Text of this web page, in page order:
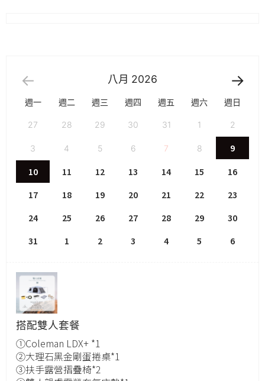
八月 2026
週一 週二 週三 週四 週五 週六 週日
27 28 29 30 31 1 2
3 4 5 6 7 8
9
10
11 12 13 14 15
16
17
18 19 20 21 22
23
24
25 26 27 28 29
30
31
1 2 3 4 5 6
搭配雙人套餐
①Coleman LDX+ *1
②大理石黑金剛蛋捲桌*1
③扶手露營摺疊椅*2